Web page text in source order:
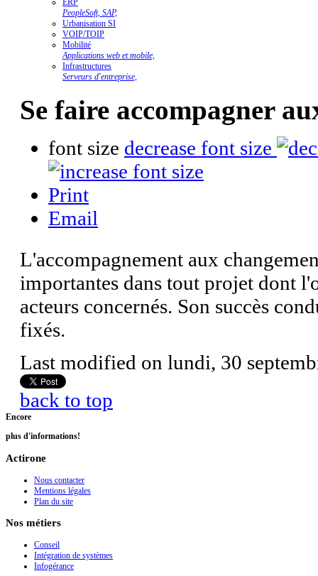
ERP
PeopleSoft, SAP,
Urbanisation SI
VOIP/TOIP
Mobilité
Applications web et mobile,
Infrastructures
Serveurs d'entreprise,
Se faire accompagner
font size decrease font size
Print
Email
L'accompagnement aux
importantes dans tout projet dont
acteurs concernés. Son succès
fixés.
Last modified on lundi, 30
back to top
Encore
plus d'informations!
Actirone
Nous contacter
Mentions légales
Plan du site
Nos métiers
Conseil
Intégration de systèmes
Infogérance